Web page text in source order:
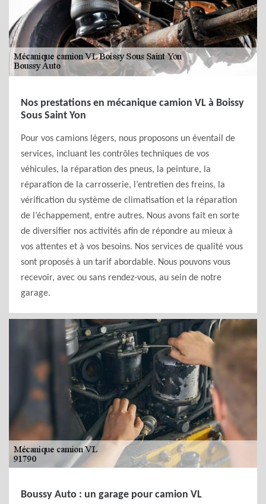
Nos prestations en mécanique camion VL à Boissy
Sous Saint Yon
Pour vos camions légers, nous proposons un éventail de
services, incluant les contrôles techniques de vos
véhicules, la réparation des pneus, la peinture, la
réparation de la carrosserie, l’entretien des freins, la
vérification du système de climatisation et la réparation
de l’échappement, entre autres. Nous avons fait en sorte
de diversifier nos activités afin de répondre au mieux à
vos attentes et à vos besoins. Nos services de qualité vous
sont proposés à un tarif abordable. Nous pouvons vous
recevoir, avec ou sans rendez-vous, au sein de notre
garage.
Boussy Auto : un garage pour camion VL